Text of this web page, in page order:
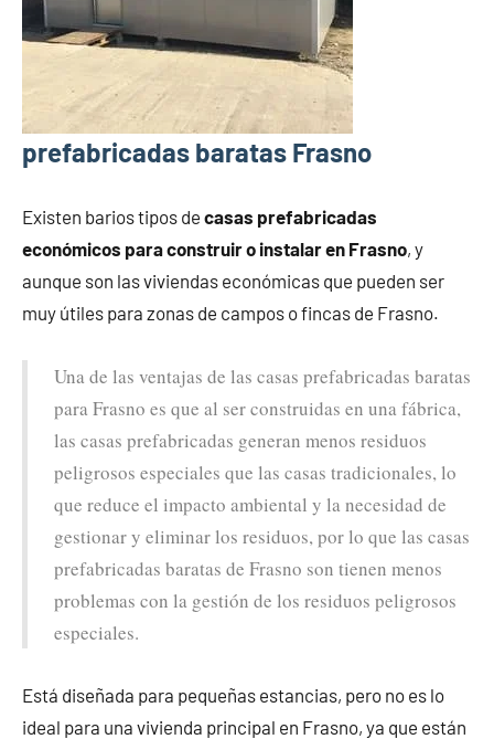
prefabricadas baratas Frasno
Existen barios tipos de casas prefabricadas
económicos para construir o instalar en Frasno, y
aunque son las viviendas económicas que pueden ser
muy útiles para zonas de campos o fincas de Frasno.
Una de las ventajas de las casas prefabricadas baratas
para Frasno es que al ser construidas en una fábrica,
las casas prefabricadas generan menos residuos
peligrosos especiales que las casas tradicionales, lo
que reduce el impacto ambiental y la necesidad de
gestionar y eliminar los residuos, por lo que las casas
prefabricadas baratas de Frasno son tienen menos
problemas con la gestión de los residuos peligrosos
especiales.
Está diseñada para pequeñas estancias, pero no es lo
ideal para una vivienda principal en Frasno, ya que están